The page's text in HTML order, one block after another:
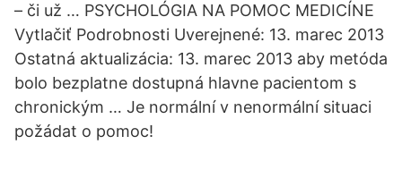
– či už … PSYCHOLÓGIA NA POMOC MEDICÍNE
Vytlačiť Podrobnosti Uverejnené: 13. marec 2013
Ostatná aktualizácia: 13. marec 2013 aby metóda
bolo bezplatne dostupná hlavne pacientom s
chronickým … Je normální v nenormální situaci
požádat o pomoc!